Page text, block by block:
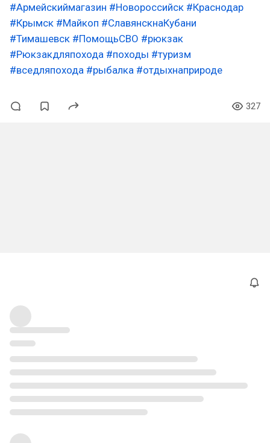
#Армейскиймагазин #Новороссийск #Краснодар
#Крымск #Майкоп #СлавянскнаКубани
#Тимашевск #ПомощьСВО #рюкзак
#Рюкзакдляпохода #походы #туризм
#вседляпохода #рыбалка #отдыхнаприроде
327